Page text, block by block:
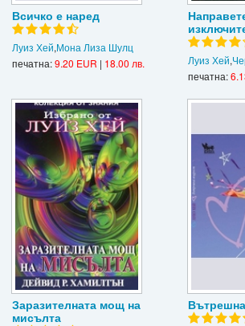
Всичко е наред
Луиз Хей,Мона Лиза Шулц
печатна:9.20 EUR | 18.00 лв. Луиз Хей,
печатна:
Заразителната мощ на
мисълта